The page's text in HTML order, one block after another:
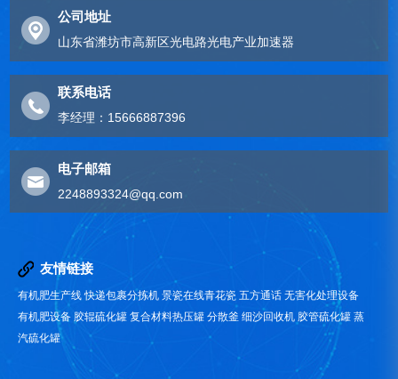
公司地址
山东省潍坊市高新区光电路光电产业加速器
联系电话
李经理：15666887396
电子邮箱
2248893324@qq.com
友情链接
有机肥生产线 快递包裹分拣机 景瓷在线青花瓷 五方通话 无害化处理设备
有机肥设备 胶辊硫化罐 复合材料热压罐 分散釜 细沙回收机 胶管硫化罐 蒸
汽硫化罐